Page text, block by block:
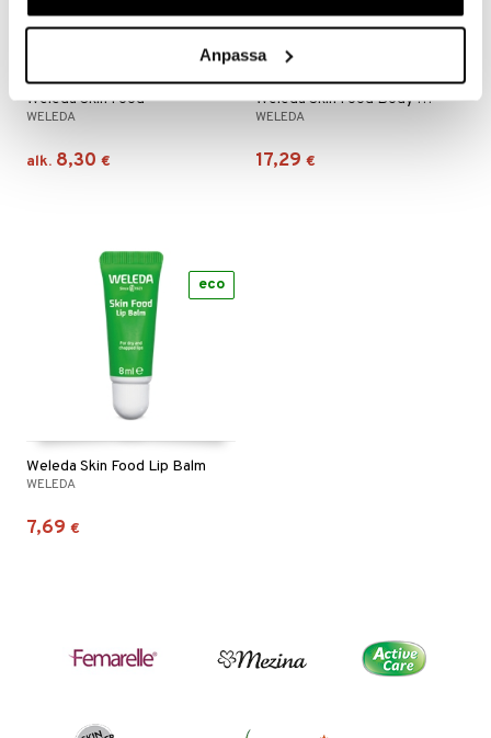
Anpassa
Saatavana useana vaihtoehtona
Weleda Skin Food
WELEDA
alk. 8,30 €
Weleda Skin Food Body Butter
WELEDA
17,29 €
Weleda Skin Food Lip Balm
WELEDA
7,69 €
eco